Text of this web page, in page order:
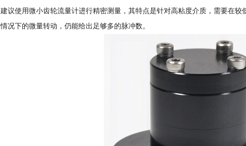
议使用微小齿轮流量计进行精密测量， 其特点是针对高粘度介质，需要在较
况下的微量转动，仍能给出足够多的脉冲数。